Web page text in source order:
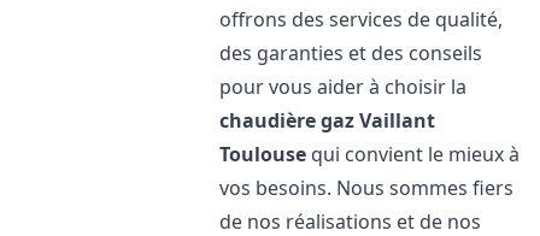
offrons des services de qualité,
des garanties et des conseils
pour vous aider à choisir la
chaudière gaz Vaillant
Toulouse qui convient le mieux à
vos besoins. Nous sommes fiers
de nos réalisations et de nos